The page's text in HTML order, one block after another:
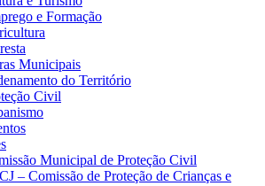
e Formação
Municipais
do Território
Civil
Municipal de Proteção Civil
– Comissão de Proteção de Crianças e